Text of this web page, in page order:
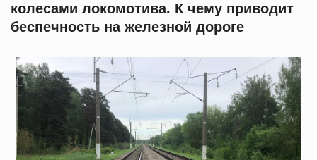
колесами локомотива. К чему приводит
беспечность на железной дороге